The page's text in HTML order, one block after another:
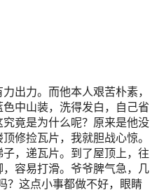
出力。而他本人艰苦朴素，
中山装，洗得发白，自己省
竟是为什么呢？原来是他没
修捡瓦片，我就胆战心惊。
，递瓦片。到了屋顶上，往
容易打滑。爷爷脾气急，几
？这点小事都做不好，眼睛